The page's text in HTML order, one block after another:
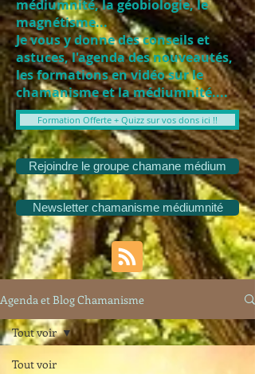
médiumnité, la géobiologie, le
magnétisme...
Je vous y donne des conseils et
astuces, l'agenda des nouveautés,
les formations en vidéo sur le
chamanisme et la médiumnité....
Formation Offerte + Quizz sur vos dons ici !!
Rejoindre le groupe chamane médium
Newsletter chamanisme médiumnité
Agenda et Blog Chamanisme
Tout voir
Tout voir